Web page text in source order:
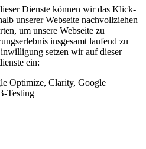
Dienste können wir das Klick-
unserer Webseite nachvollziehen
um unsere Webseite zu
insgesamt laufend zu
setzen wir auf dieser
ein:
Optimize, Clarity, Google
Testing